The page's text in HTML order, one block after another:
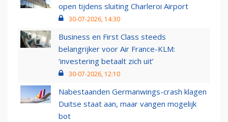
open tijdens sluiting Charleroi Airport
30-07-2026, 14:30
Business en First Class steeds
belangrijker voor Air France-KLM:
‘investering betaalt zich uit’
30-07-2026, 12:10
Nabestaanden Germanwings-crash klagen
Duitse staat aan, maar vangen mogelijk
bot